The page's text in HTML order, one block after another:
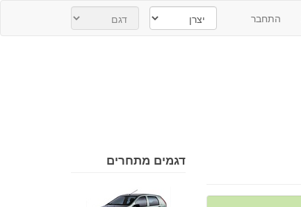
התחבר
דגמים מתחרים